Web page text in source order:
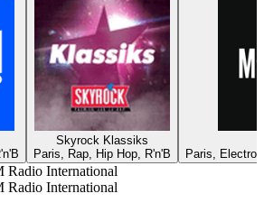
Skyrock Klassiks
Paris, Rap, Hip Hop, R'n'B
Paris, Electro,
Radio International
Radio International